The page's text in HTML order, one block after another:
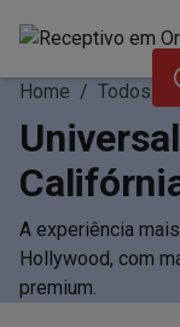
Home / Todos
A experiência
Hollywood, com
premium.